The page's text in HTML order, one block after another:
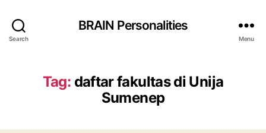
Search
BRAIN Personalities
Menu
Tag: daftar fakultas di Unija
Sumenep